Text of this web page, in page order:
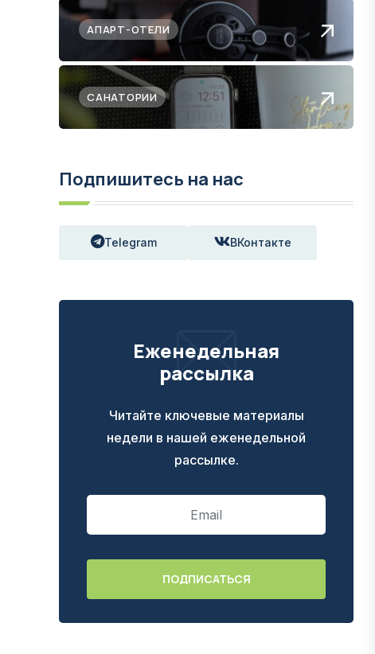
АПАРТ-ОТЕЛИ
САНАТОРИИ
Подпишитесь на нас
Telegram ВКонтакте
Еженедельная
рассылка
Читайте ключевые материалы
недели в нашей еженедельной
рассылке.